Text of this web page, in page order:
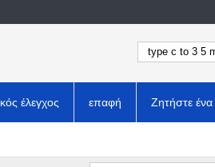
έλεγχος επαφή Ζητήστε